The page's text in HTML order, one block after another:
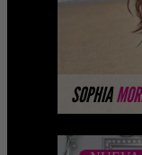
SOPHIA